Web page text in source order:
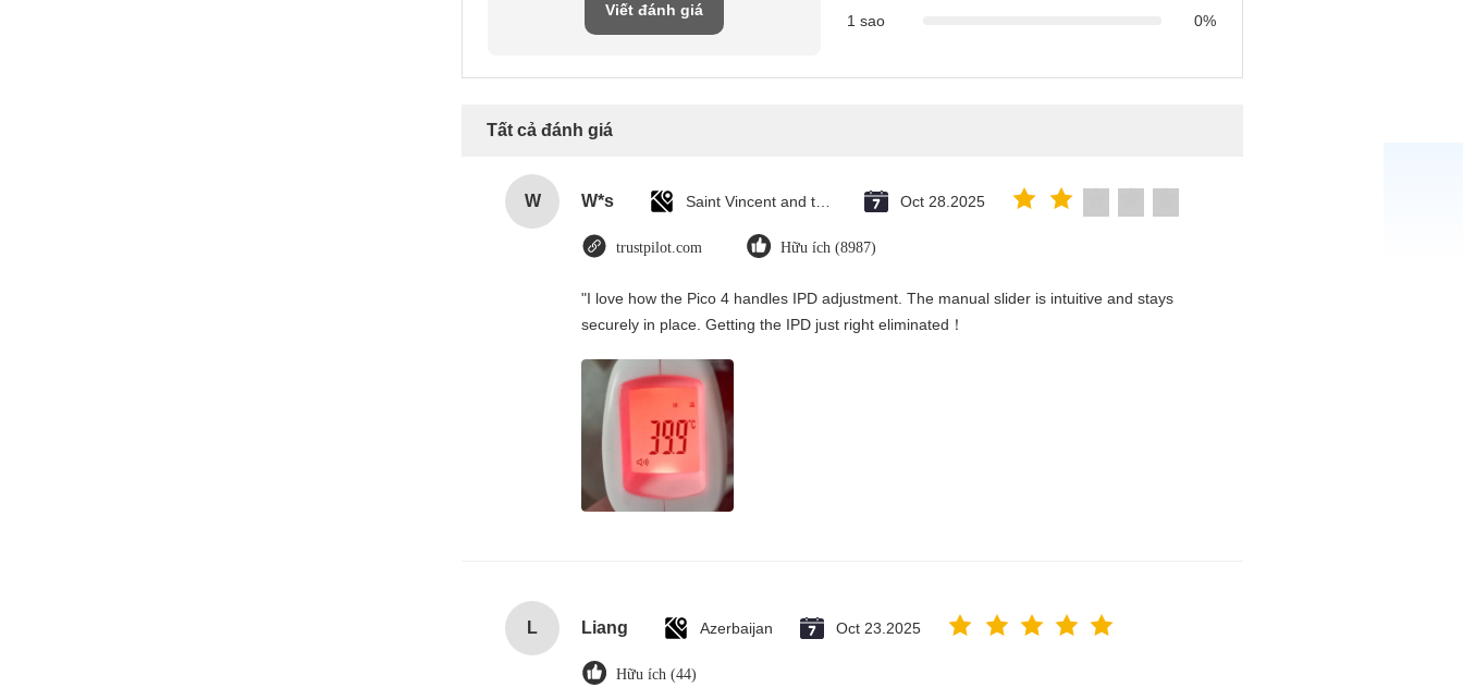
Viết đánh giá
1 sao
0%
Tất cả đánh giá
W W*s Oct 28.2025
trustpilot.com Hữu ích (8987)
"I love how the Pico 4 handles IPD adjustment. The manual slider is intuitive and stays
securely in place. Getting the IPD just right eliminated！
L Liang Azerbaijan Oct 23.2025
Hữu ích (44)